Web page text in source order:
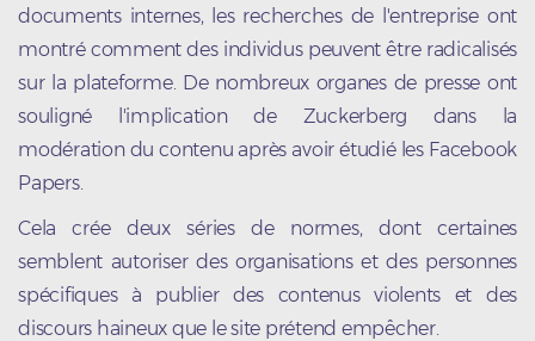
documents internes, les recherches de l'entreprise ont
montré comment des individus peuvent être radicalisés
sur la plateforme. De nombreux organes de presse ont
souligné l'implication de Zuckerberg dans la
modération du contenu après avoir étudié les Facebook
Papers.
Cela crée deux séries de normes, dont certaines
semblent autoriser des organisations et des personnes
spécifiques à publier des contenus violents et des
discours haineux que le site prétend empêcher.